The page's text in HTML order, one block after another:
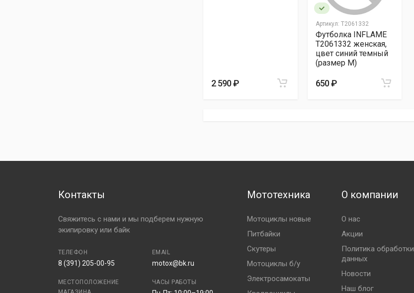
2 590 ₽
Артикул: T2061332
Футболка INFLAME
T2061332 женская,
цвет синий темный
(размер M)
650 ₽
Контакты
Свяжитесь с нами и мы подберем нужную
экипировку или байк
ТЕЛЕФОН
8 (391) 205-00-95
EMAIL
motox@bk.ru
МЕСТОПОЛОЖЕНИЕ
ЧАСЫ РАБОТЫ
Мототехника
Мотоциклы новые
Питбайки
Скутеры
Мотоциклы б/у
Электросамокаты
О компании
О нас
Акции
Политика обработки
данных
Новости
Наш блог